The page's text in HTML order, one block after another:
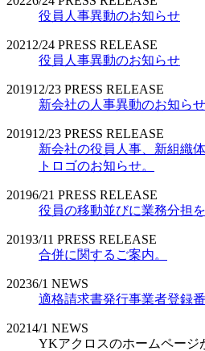
役員人事異動のお知らせ
2021 2/24 PRESS RELEASE
役員人事異動のお知らせ
201912/23 PRESS RELEASE
新会社の人事異動のお知らせ
201912/23 PRESS RELEASE
新会社の役員人事、新組織
トロゴのお知らせ。
20196/21 PRESS RELEASE
役員の移動並びに業務分担
20193/11 PRESS RELEASE
合併に関するご案内。
20236/1 NEWS
適格請求書発行事業者登録
20214/1 NEWS
YKアクロスのホームページ